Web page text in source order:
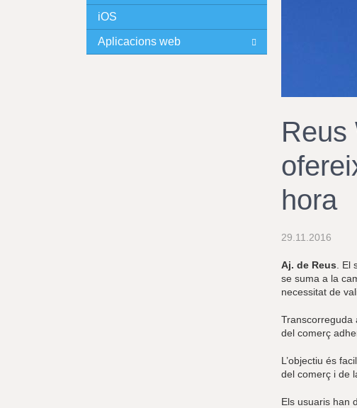
I
N
Reus
hora
29.11.2016
Aj. de Reus .
se suma a la
necessitat de
Transcorreguda
del comerç
L’objectiu és
del comerç i de
Els usuaris han
iOS
Aplicacions web